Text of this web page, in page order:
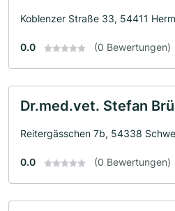
Koblenzer Straße 33, 54411
0.0 (0 Bewertungen)
Dr.med.vet. Stefan
Reitergässchen 7b, 54338
0.0 (0 Bewertungen)